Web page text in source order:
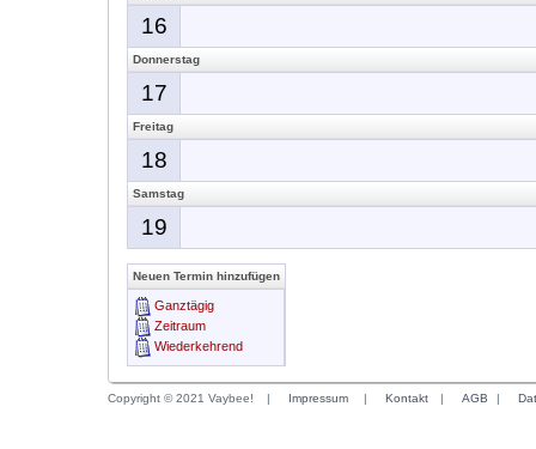
16
Donnerstag
17
Freitag
18
Samstag
19
Neuen Termin hinzufügen
Ganztägig
Zeitraum
Wiederkehrend
Copyright © 2021 Vaybee! | Impressum | Kontakt | AGB |